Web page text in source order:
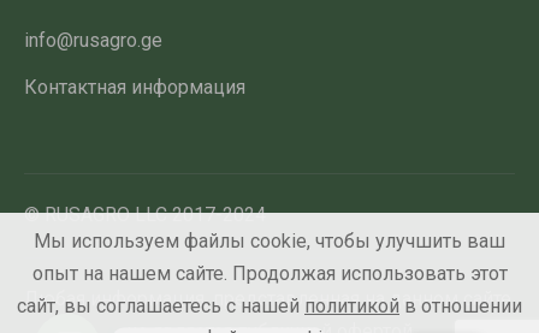
info@rusagro.ge
Контактная информация
© RUSAGRO LLC 2017-2024
Любая информация, представленная на данном сайте,
Мы используем файлы cookie, чтобы улучшить ваш
опыт на нашем сайте. Продолжая использовать этот
сайт, вы соглашаетесь с нашей политикой в отношении